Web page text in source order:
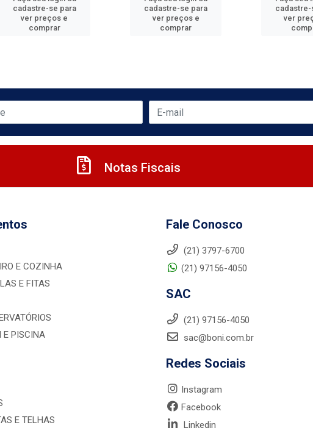
cadastre-se para
ver preços e
comprar
cadastre-se para
ver preços e
comprar
cadastre-
ver
Notas Fiscais
E COZINHA
E FITAS
E PISCINA
E TELHAS
Fale Conosco
(21) 3797-6700
(21) 97156-4050
SAC
(21) 97156-4050
sac@boni.com.br
Redes Sociais
Instagram
Facebook
Linkedin